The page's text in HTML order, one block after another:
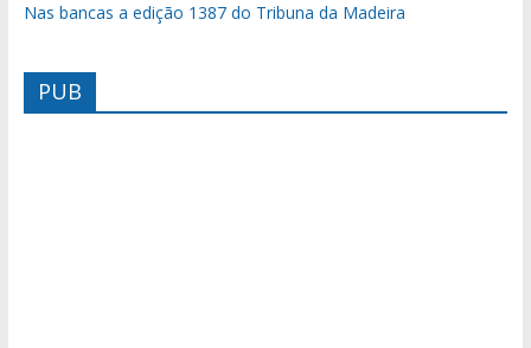
Nas bancas a edição 1387 do Tribuna da Madeira
PUB